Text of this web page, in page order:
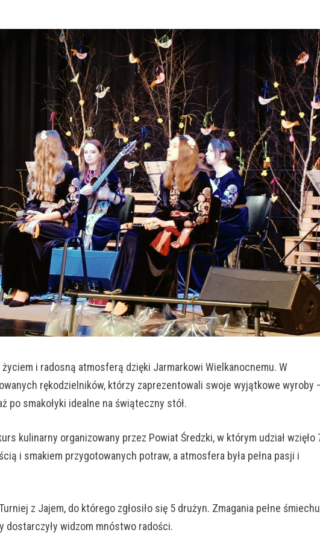
i radosną atmosferą dzięki Jarmarkowi Wielkanocnemu. W
rękodzielników, którzy zaprezentowali swoje wyjątkowe wyroby
po smakołyki idealne na świąteczny stół.
kulinarny organizowany przez Powiat Średzki, w którym udział wzięło
i smakiem przygotowanych potraw, a atmosfera była pełna pasji i
z Jajem, do którego zgłosiło się 5 drużyn. Zmagania pełne
dostarczyły widzom mnóstwo radości.